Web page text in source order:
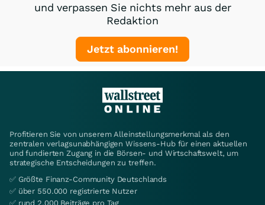
und verpassen Sie nichts mehr aus der
Redaktion
Jetzt abonnieren!
Profitieren Sie von unserem Alleinstellungsmerkmal als den
zentralen verlagsunabhängigen Wissens-Hub für einen aktuellen
und fundierten Zugang in die Börsen- und Wirtschaftswelt, um
strategische Entscheidungen zu treffen.
✅ Größte Finanz-Community Deutschlands
✅ über 550.000 registrierte Nutzer
✅ rund 2.000 Beiträge pro Tag